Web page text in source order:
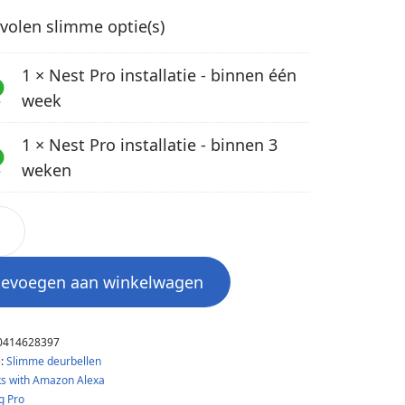
slimme optie(s)
1 × Nest Pro installatie - binnen één
week
1 × Nest Pro installatie - binnen 3
weken
aan winkelwagen
Slimme deurbellen
with Amazon Alexa
Pro